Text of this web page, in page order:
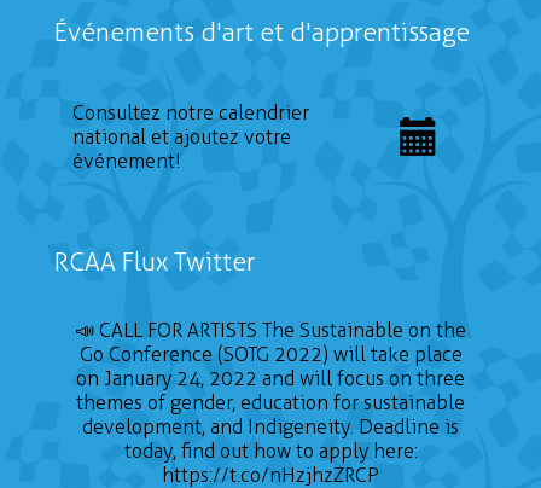
Événements d'art et d'apprentissage
Consultez notre calendrier
national et ajoutez votre
événement!
RCAA Flux Twitter
📣 CALL FOR ARTISTS The Sustainable on the
Go Conference (SOTG 2022) will take place
on January 24, 2022 and will focus on three
themes of gender, education for sustainable
development, and Indigeneity. Deadline is
today, find out how to apply here:
https://t.co/nHzjhzZRCP